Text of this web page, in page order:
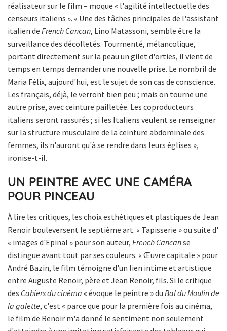
réalisateur sur le film – moque « l'agilité intellectuelle des
censeurs italiens ». « Une des tâches principales de l'assistant
italien de French Cancan, Lino Matassoni, semble être la
surveillance des décolletés. Tourmenté, mélancolique,
portant directement sur la peau un gilet d'orties, il vient de
temps en temps demander une nouvelle prise. Le nombril de
Maria Félix, aujourd'hui, est le sujet de son cas de conscience.
Les français, déjà, le verront bien peu ; mais on tourne une
autre prise, avec ceinture pailletée. Les coproducteurs
italiens seront rassurés ; si les Italiens veulent se renseigner
sur la structure musculaire de la ceinture abdominale des
femmes, ils n'auront qu'à se rendre dans leurs églises »,
ironise-t-il.
UN PEINTRE AVEC UNE CAMÉRA
POUR PINCEAU
À lire les critiques, les choix esthétiques et plastiques de Jean
Renoir bouleversent le septième art. « Tapisserie » ou suite d'
« images d'Epinal » pour son auteur, French Cancanse
distingue avant tout par ses couleurs. « Œuvre capitale » pour
André Bazin, le film témoigne d'un lien intime et artistique
entre Auguste Renoir, père et Jean Renoir, fils. Si le critique
des Cahiers du cinéma « évoque le peintre » du Bal du Moulin de
la galette, c'est « parce que pour la première fois au cinéma,
le film de Renoir m'a donné le sentiment non seulement